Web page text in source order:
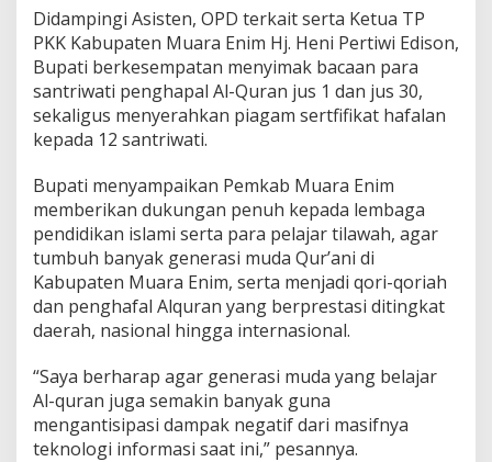
e
m
a
k
i
n
B
y
a
k
d
i
M
u
a
E
n
i
m
Didampingi Asisten, OPD terkait serta Ketua TP
PKK Kabupaten Muara Enim Hj. Heni Pertiwi Edison,
Bupati berkesempatan menyimak bacaan para
santriwati penghapal Al-Quran jus 1 dan jus 30,
sekaligus menyerahkan piagam sertfifikat hafalan
kepada 12 santriwati.
Bupati menyampaikan Pemkab Muara Enim
memberikan dukungan penuh kepada lembaga
pendidikan islami serta para pelajar tilawah, agar
tumbuh banyak generasi muda Qur’ani di
Kabupaten Muara Enim, serta menjadi qori-qoriah
dan penghafal Alquran yang berprestasi ditingkat
daerah, nasional hingga internasional.
“Saya berharap agar generasi muda yang belajar
Al-quran juga semakin banyak guna
mengantisipasi dampak negatif dari masifnya
teknologi informasi saat ini,” pesannya.